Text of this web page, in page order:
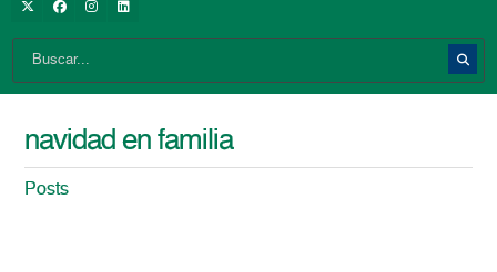
navidad en familia
Posts